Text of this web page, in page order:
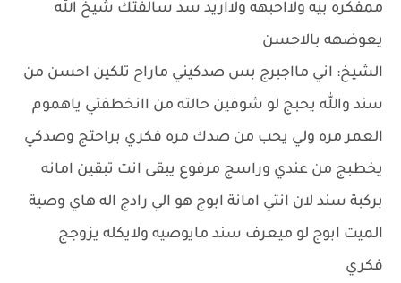
ممفكره بيه ولااحبهه ولااريد سد سالفتك شيخ الله
يعوضهه بالاحسن
الشيخ: اني مااجبرج بس صدكيني ماراح تلكين احسن من
سند والله يحبج لو شوفين حالته من اانخطفتي ياهموم
العمر مره ولي يحب من صدك مره فكري براحتج وصدكي
يخطبج من عندي وراسج مرفوع يبقى انت تبقين امانه
بركبة سند لان انتي امانة ابوج هو الي رادج اله هاي وصية
الميت ابوج لو ميعرف سند مايوصيه ولايكله يزوجج
فكري